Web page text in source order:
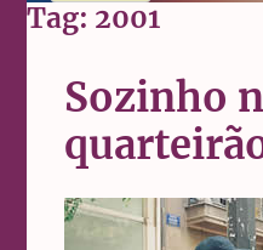
Tag: 2001
Sozinho